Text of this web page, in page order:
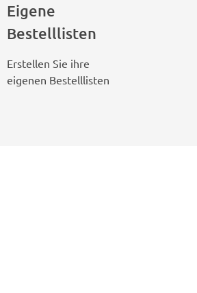
Eigene
Bestelllisten
Erstellen Sie ihre
eigenen Bestelllisten